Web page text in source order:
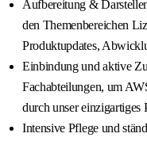
Aufbereitung &
den Themenbereichen
Produktupdates,
Einbindung und aktive
Fachabteilungen, um
durch unser
Intensive Pflege und